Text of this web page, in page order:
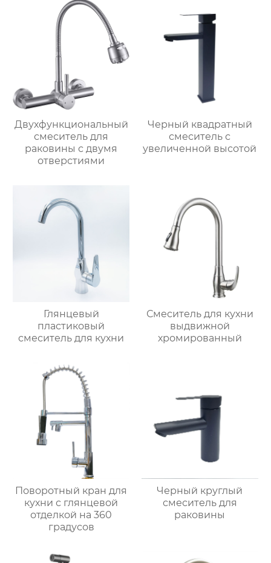
Двухфункциональный
смеситель для
раковины с двумя
отверстиями
Черный квадратный
смеситель с
увеличенной высотой
Глянцевый
пластиковый
смеситель для кухни
Смеситель для кухни
выдвижной
хромированный
Поворотный кран для
кухни с глянцевой
отделкой на 360
градусов
Черный круглый
смеситель для
раковины